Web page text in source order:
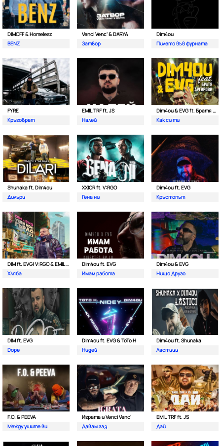
DIMOFF & Homelesz
BENZ
Venci Venc' & DARYA
Затвор
Dim4ou
Пилето във фурната
FYRE
Кръговрат
EMIL TRF ft. JS
Налей
Dim4ou & EVG ft. Братя Аргирови
Как си ти
Shunaka ft. Dim4ou
Дилъри
XXIOR ft. V:RGO
Гена ни
Dim4ou ft. EVG
Кръстопът
DIM ft. EVG| V:RGO & EMIL TRF
Хляба
Dim4ou ft. EVG
Имам работа
Dim4ou & EVG
Нищо Друго
DIM ft. EVG
Dope
Dim4ou ft. EVG & ToTo H
Нидей
Dim4ou ft. Shunaka
Ластици
F.O. & PEEVA
Между ушите ви
Играта и Venci Venc'
Давам газ
EMIL TRF ft. JS
Дай